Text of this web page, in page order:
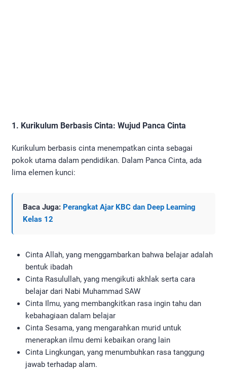
1. Kurikulum Berbasis Cinta: Wujud Panca Cinta
Kurikulum berbasis cinta menempatkan cinta sebagai
pokok utama dalam pendidikan. Dalam Panca Cinta, ada
lima elemen kunci:
Baca Juga: Perangkat Ajar KBC dan Deep Learning
Kelas 12
Cinta Allah, yang menggambarkan bahwa belajar adalah
bentuk ibadah
Cinta Rasulullah, yang mengikuti akhlak serta cara
belajar dari Nabi Muhammad SAW
Cinta Ilmu, yang membangkitkan rasa ingin tahu dan
kebahagiaan dalam belajar
Cinta Sesama, yang mengarahkan murid untuk
menerapkan ilmu demi kebaikan orang lain
Cinta Lingkungan, yang menumbuhkan rasa tanggung
jawab terhadap alam.